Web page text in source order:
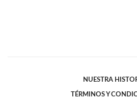
NUESTRA
TÉRMINOS Y